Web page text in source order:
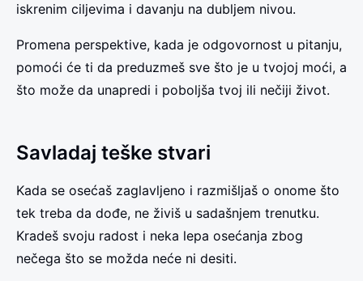
iskrenim ciljevima i davanju na dubljem nivou.
Promena perspektive, kada je odgovornost u pitanju,
pomoći će ti da preduzmeš sve što je u tvojoj moći, a
što može da unapredi i poboljša tvoj ili nečiji život.
Savladaj teške stvari
Kada se osećaš zaglavljeno i razmišljaš o onome što
tek treba da dođe, ne živiš u sadašnjem trenutku.
Kradeš svoju radost i neka lepa osećanja zbog
nečega što se možda neće ni desiti.